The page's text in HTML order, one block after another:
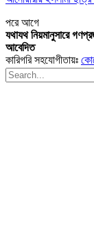
পরেআগে
যথাযথ নিয়মানুসারে
আবেদিত
কারিগরি সহযোগীতায়ঃ